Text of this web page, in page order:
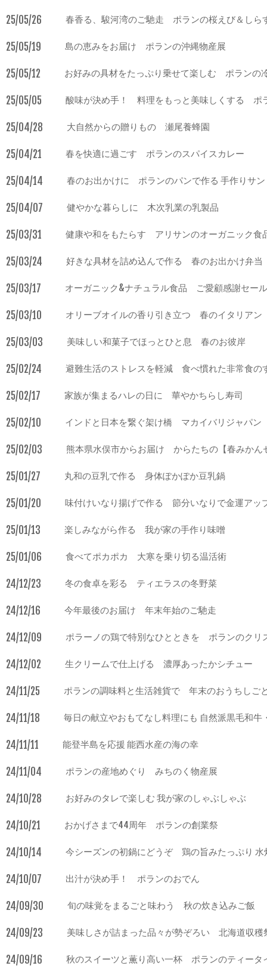
25/05/26 春香る、駿河湾のご馳走 ポランの桜えび＆しら
25/05/19 島の恵みをお届け ポランの沖縄物産展
25/05/12 お好みの具材をたっぷり乗せて楽しむ ポランの
25/05/05 酸味が決め手！ 料理をもっと美味しくする ポ
25/04/28 大自然からの贈りもの 瀬尾養蜂園
25/04/21 春を快適に過ごす ポランのスパイスカレー
25/04/14 春のお出かけに ポランのパンで作る 手作りサン
25/04/07 健やかな暮らしに 木次乳業の乳製品
25/03/31 健康や和をもたらす アリサンのオーガニック食
25/03/24 好きな具材を詰め込んで作る 春のお出かけ弁当
25/03/17 オーガニック&ナチュラル食品 ご愛顧感謝セール
25/03/10 オリーブオイルの香り引き立つ 春のイタリアン
25/03/03 美味しい和菓子でほっとひと息 春のお彼岸
25/02/24 避難生活のストレスを軽減 食べ慣れた非常食の
25/02/17 家族が集まるハレの日に 華やかちらし寿司
25/02/10 インドと日本を繋ぐ架け橋 マカイバリジャパン
25/02/03 熊本県水俣市からお届け からたちの【春みかん
25/01/27 丸和の豆乳で作る 身体ぽかぽか豆乳鍋
25/01/20 味付けいなり揚げで作る 節分いなりで金運アッ
25/01/13 楽しみながら作る 我が家の手作り味噌
25/01/06 食べてポカポカ 大寒を乗り切る温活術
24/12/23 冬の食卓を彩る ティエラスの冬野菜
24/12/16 今年最後のお届け 年末年始のご馳走
24/12/09 ポラーノの鶏で特別なひとときを ポランのクリ
24/12/02 生クリームで仕上げる 濃厚あったかシチュー
24/11/25 ポランの調味料と生活雑貨で 年末のおうちしご
24/11/18 毎日の献立やおもてなし料理にも 自然派黒毛和牛
24/11/11 能登半島を応援 能西水産の海の幸
24/11/04 ポランの産地めぐり みちのく物産展
24/10/28 お好みのタレで楽しむ 我が家のしゃぶしゃぶ
24/10/21 おかげさまで44周年 ポランの創業祭
24/10/14 今シーズンの初鍋にどうぞ 鶏の旨みたっぷり 水
24/10/07 出汁が決め手！ ポランのおでん
24/09/30 旬の味覚をまるごと味わう 秋の炊き込みご飯
24/09/23 美味しさが詰まった品々が勢ぞろい 北海道収穫
24/09/16 秋のスイーツと薫り高い一杯 ポランのティータ